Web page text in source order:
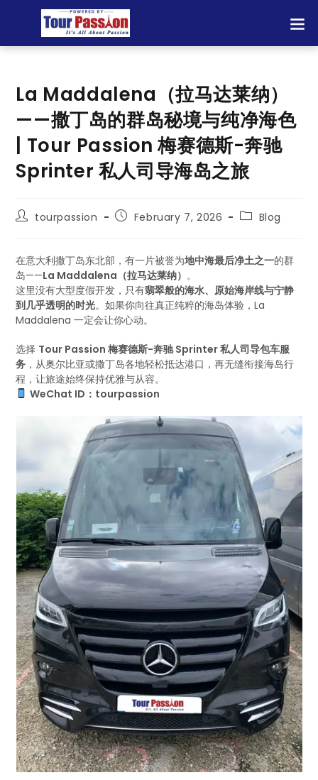
La Maddalena（拉马达莱纳）
——撒丁岛的群岛秘境与纯净海色
| Tour Passion 梅赛德斯-奔驰
Sprinter 私人司导海岛之旅
tourpassion February 7, 2026 Blog
在意大利撒丁岛东北部，有一片被誉为地中海最后净土之一的群
岛——La Maddalena（拉马达莱纳） 。
这里没有大型度假开发，只有翡翠般的海水、原始海岸线与宁静
到几乎透明的时光。如果你向往真正纯粹的海岛体验，La
Maddalena 一定会让你心动。
选择 Tour Passion 梅赛德斯-奔驰 Sprinter 私人司导包车服
务 ，从奥尔比亚或撒丁岛各地轻松抵达港口，再无缝衔接海岛行
程，让旅途始终保持优雅与从容。
WeChat ID：tourpassion